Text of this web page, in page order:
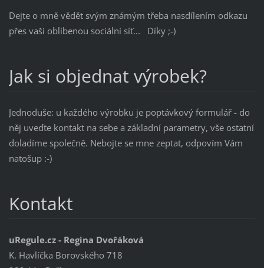
Dejte o mně vědět svým známým třeba nasdílením odkazu
přes vaši oblíbenou sociální síť... Díky ;-)
Jak si objednat výrobek?
Jednoduše: u každého výrobku je poptávkový formulář - do
něj uveďte kontakt na sebe a základní parametry, vše ostatní
doladíme společně. Nebojte se mne zeptat, odpovím Vám
natošup :-)
Kontakt
uRegule.cz - Regina Dvořáková
K. Havlíčka Borovského 718